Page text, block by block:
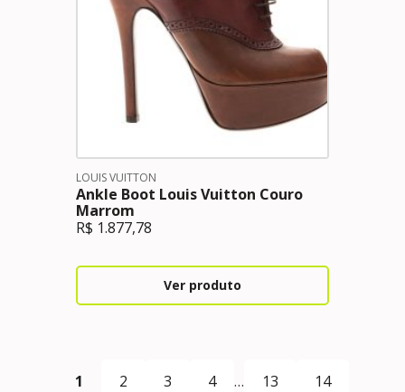
LOUIS VUITTON
Ankle Boot Louis Vuitton Couro
Marrom
R$ 1.877,78
Ver produto
1 2 3 4 … 13 14